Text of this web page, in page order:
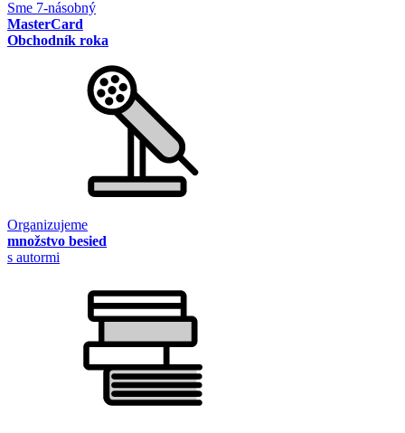
Sme 7-násobný
MasterCard
Obchodník roka
Organizujeme
množstvo besied
s autormi